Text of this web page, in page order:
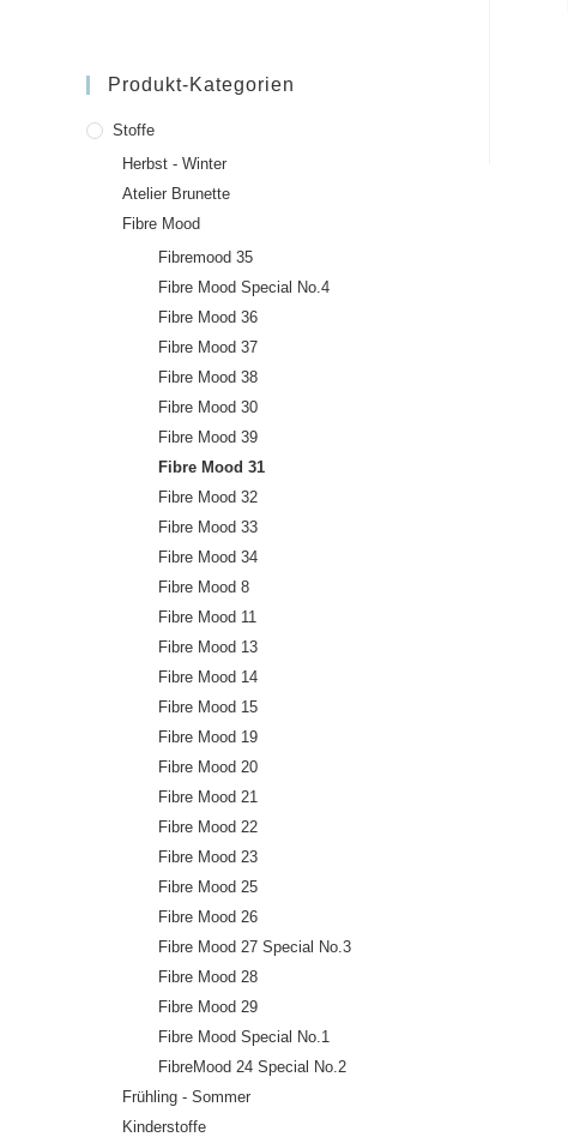
Produkt-Kategorien
Stoffe
Herbst - Winter
Atelier Brunette
Fibre Mood
Fibremood 35
Fibre Mood Special No.4
Fibre Mood 36
Fibre Mood 37
Fibre Mood 38
Fibre Mood 30
Fibre Mood 39
Fibre Mood 31
Fibre Mood 32
Fibre Mood 33
Fibre Mood 34
Fibre Mood 8
Fibre Mood 11
Fibre Mood 13
Fibre Mood 14
Fibre Mood 15
Fibre Mood 19
Fibre Mood 20
Fibre Mood 21
Fibre Mood 22
Fibre Mood 23
Fibre Mood 25
Fibre Mood 26
Fibre Mood 27 Special No.3
Fibre Mood 28
Fibre Mood 29
Fibre Mood Special No.1
FibreMood 24 Special No.2
Frühling - Sommer
Kinderstoffe